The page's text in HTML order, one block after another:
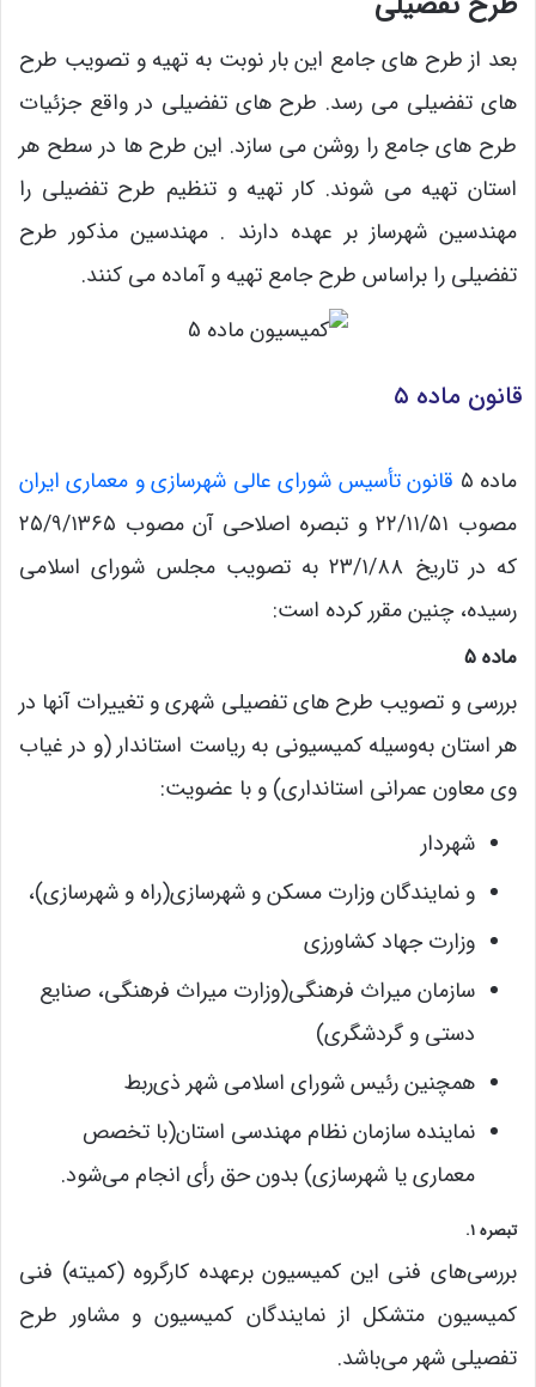
بعد از طرح های جامع این بار نوبت به تهیه و تصویب طرح
های تفضیلی می رسد. طرح های تفضیلی در واقع جزئیات
طرح های جامع را روشن می سازد. این طرح ها در سطح هر
استان تهیه می شوند. کار تهیه و تنظیم طرح تفضیلی را
مهندسین شهرساز بر عهده دارند . مهندسین مذکور طرح
تفضیلی را براساس طرح جامع تهیه و آماده می کنند.
قانون ماده ۵
ماده ۵
قانون تأسیس شورای عالی شهرسازی و معماری ایران
مصوب ۲۲/۱۱/۵۱ و تبصره اصلاحی آن مصوب ۲۵/۹/۱۳۶۵
که در تاریخ ۲۳/۱/۸۸ به تصویب مجلس شورای اسلامی
رسیده، چنین مقرر کرده است:
ماده ۵
بررسی و تصویب طرح های تفصیلی شهری و تغییرات آنها در
هر استان به‌وسیله کمیسیونی به ریاست‌ استاندار (و در غیاب
وی معاون‌ عمرانی استانداری) و با عضویت:
شهردار
و نمایندگان وزارت مسکن و شهرسازی(راه و شهرسازی)،
وزارت جهاد کشاورزی
سازمان میراث فرهنگی(وزارت میراث فرهنگی، صنایع
دستی و گردشگری)
همچنین رئیس شورای اسلامی شهر ذی‌ربط
نماینده سازمان نظام مهندسی استان(با تخصص
معماری یا شهرسازی) بدون حق رأی انجام می‌شود.
تبصره ۱.
بررسی‌های فنی این کمیسیون برعهده کارگروه (کمیته) فنی
کمیسیون متشکل از نمایندگان کمیسیون و مشاور طرح
تفصیلی شهر می‌باشد.